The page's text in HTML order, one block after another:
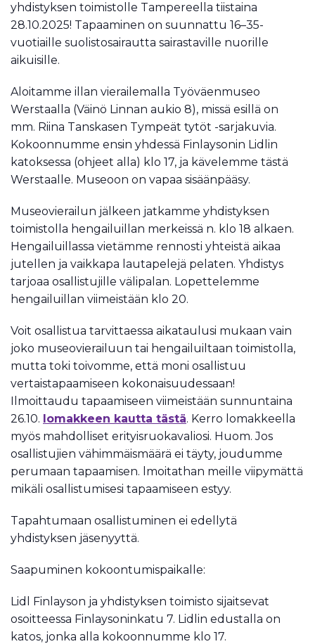
yhdistyksen toimistolle Tampereella tiistaina
28.10.2025! Tapaaminen on suunnattu 16–35-
vuotiaille suolistosairautta sairastaville nuorille
aikuisille.
Aloitamme illan vierailemalla Työväenmuseo
Werstaalla (Väinö Linnan aukio 8), missä esillä on
mm. Riina Tanskasen Tympeät tytöt -sarjakuvia.
Kokoonnumme ensin yhdessä Finlaysonin Lidlin
katoksessa (ohjeet alla) klo 17, ja kävelemme tästä
Werstaalle. Museoon on vapaa sisäänpääsy.
Museovierailun jälkeen jatkamme yhdistyksen
toimistolla hengailuillan merkeissä n. klo 18 alkaen.
Hengailuillassa vietämme rennosti yhteistä aikaa
jutellen ja vaikkapa lautapelejä pelaten. Yhdistys
tarjoaa osallistujille välipalan. Lopettelemme
hengailuillan viimeistään klo 20.
Voit osallistua tarvittaessa aikataulusi mukaan vain
joko museovierailuun tai hengailuiltaan toimistolla,
mutta toki toivomme, että moni osallistuu
vertaistapaamiseen kokonaisuudessaan!
Ilmoittaudu tapaamiseen viimeistään sunnuntaina
26.10. lomakkeen kautta tästä. Kerro lomakkeella
myös mahdolliset erityisruokavaliosi. Huom. Jos
osallistujien vähimmäismäärä ei täyty, joudumme
perumaan tapaamisen. lmoitathan meille viipymättä
mikäli osallistumisesi tapaamiseen estyy.
Tapahtumaan osallistuminen ei edellytä
yhdistyksen jäsenyyttä.
Saapuminen kokoontumispaikalle:
Lidl Finlayson ja yhdistyksen toimisto sijaitsevat
osoitteessa Finlaysoninkatu 7. Lidlin edustalla on
katos, jonka alla kokoonnumme klo 17.